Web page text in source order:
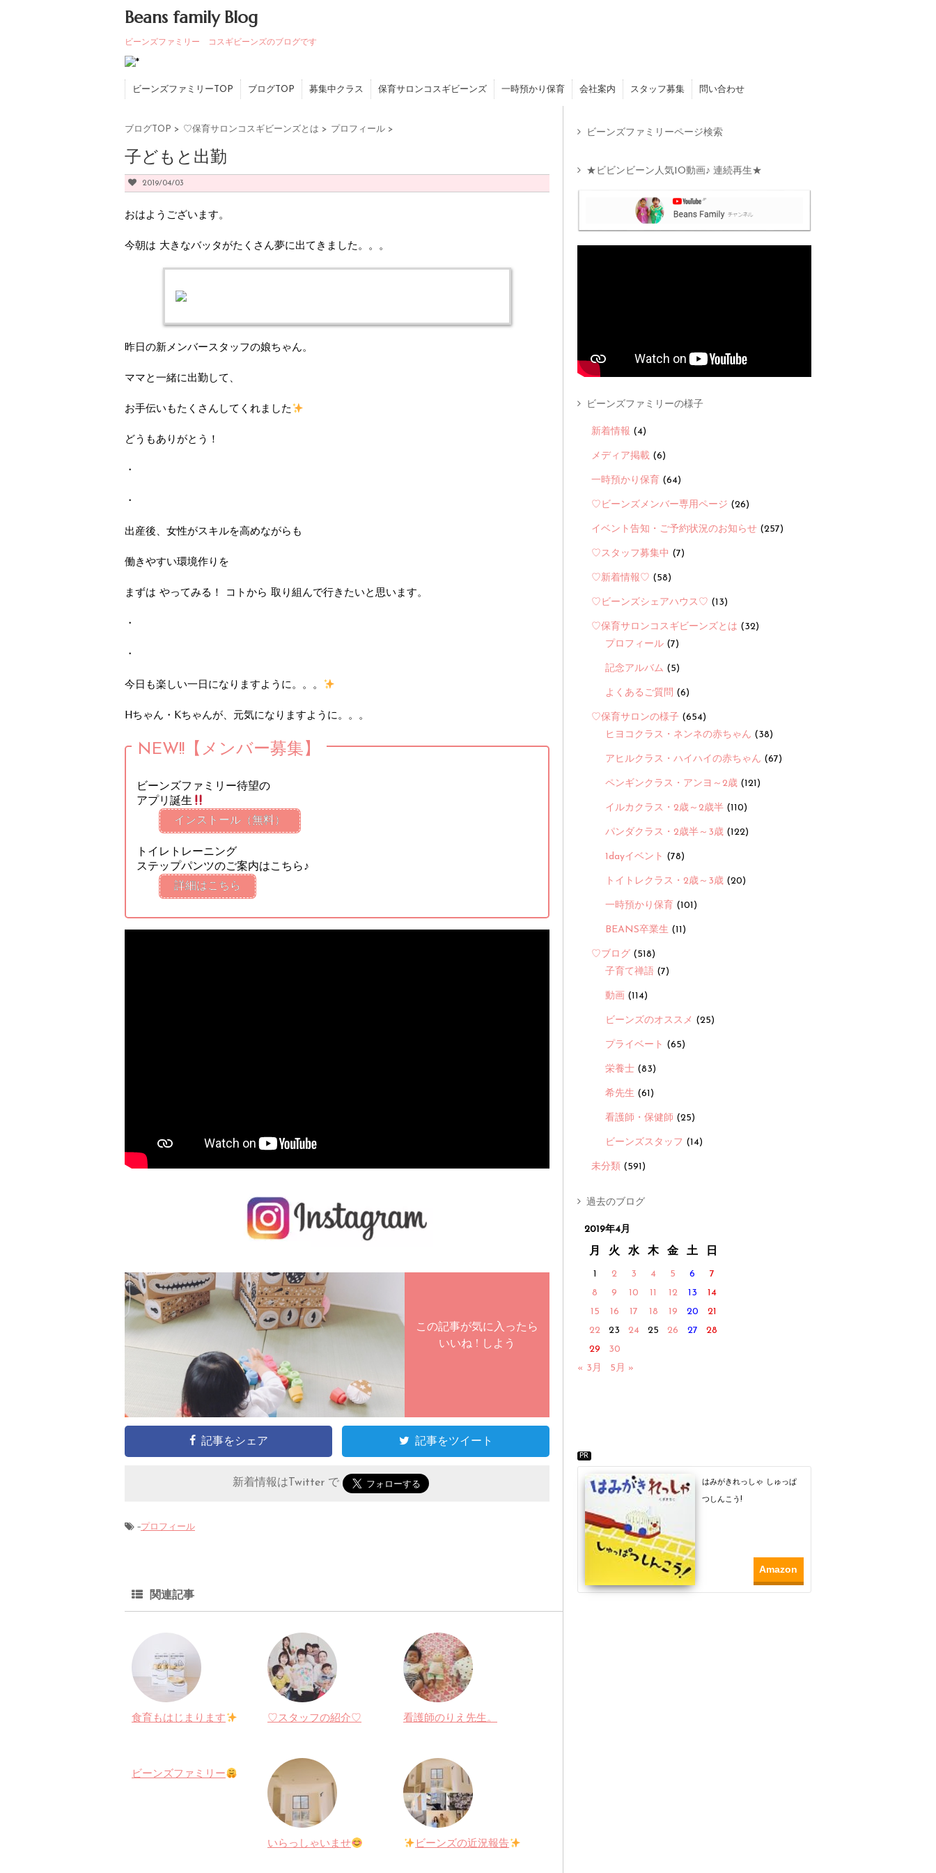
Beans family Blog
ビーンズファミリー コスギビーンズのブログです
ビーンズファミリーTOP ブログTOP 募集中クラス 保育サロンコスギビーンズ 一時預かり保育 会社案内 スタッフ募集 問い合わせ
ブログTOP > ♡保育サロンコスギビーンズとは > プロフィール >
子どもと出勤
2019/04/03
おはようございます。
今朝は 大きなバッタがたくさん夢に出てきました。。。
昨日の新メンバースタッフの娘ちゃん。
ママと一緒に出勤して、
お手伝いもたくさんしてくれました
どうもありがとう！
・
・
出産後、女性がスキルを高めながらも
働きやすい環境作りを
まずは やってみる！ コトから 取り組んで行きたいと思います。
・
・
今日も楽しい一日になりますように。。。
Hちゃん・Kちゃんが、元気になりますように。。。
NEW!!【メンバー募集】
ビーンズファミリー待望の
アプリ誕生
インストール（無料）
トイレトレーニング
ステップパンツのご案内はこちら♪
詳細はこちら
この記事が気に入ったら
いいね ! しよう
記事をシェア 記事をツイート
新着情報はTwitter で
-プロフィール
関連記事
食育もはじまります ♡スタッフの紹介♡ 看護師のりえ先生。
ビーンズファミリー
いらっしゃいませ ビーンズの近況報告
ビーンズファミリーページ検索
★ビビンビーン人気10動画♪ 連続再生★
ビーンズファミリーの様子
新着情報 (4)
メディア掲載 (6)
一時預かり保育 (64)
♡ビーンズメンバー専用ページ (26)
イベント告知・ご予約状況のお知らせ (257)
♡スタッフ募集中 (7)
♡新着情報♡ (58)
♡ビーンズシェアハウス♡ (13)
♡保育サロンコスギビーンズとは (32)
プロフィール (7)
記念アルバム (5)
よくあるご質問 (6)
♡保育サロンの様子 (654)
ヒヨコクラス・ネンネの赤ちゃん (38)
アヒルクラス・ハイハイの赤ちゃん (67)
ペンギンクラス・アンヨ～2歳 (121)
イルカクラス・2歳～2歳半 (110)
パンダクラス・2歳半～3歳 (122)
1dayイベント (78)
トイトレクラス・2歳～3歳 (20)
一時預かり保育 (101)
BEANS卒業生 (11)
♡ブログ (518)
子育て禅語 (7)
動画 (114)
ビーンズのオススメ (25)
プライベート (65)
栄養士 (83)
希先生 (61)
看護師・保健師 (25)
ビーンズスタッフ (14)
未分類 (591)
過去のブログ
2019年4月
月 火 水 木 金 土 日
1 2 3 4 5 6
7
8
9 10 11 12 13
14
15
16 17 18 19 20
21
22
23 24 25 26 27
28
29
30
« 3月
5月 »
PR
はみがきれっしゃ しゅっぱ
つしんこう!
Amazon